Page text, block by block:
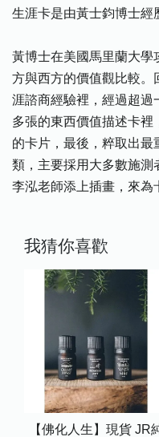
生涯卡是由黃士鈞博士經
黃博士在美國馬里蘭大學
方與西方的價值觀比較。
涯諮商經驗裡，經過超過
多張的東西價值描述卡裡
的卡片，最後，粹取出最
類，主要採用大多數施測
李泓老師添上插畫，來為
我猜你喜歡
【佛化人生】現貨 JR